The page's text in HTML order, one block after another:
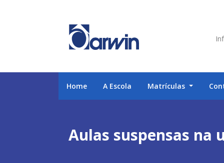
Home A Escola Matrículas
Aulas suspensas na